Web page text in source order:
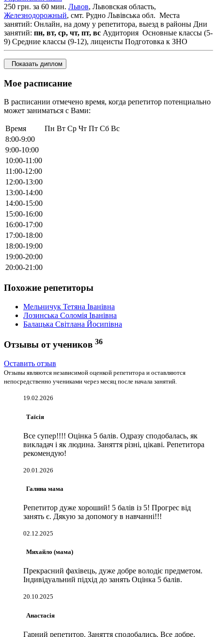
250 грн. за 60 мин. Львов, Львовская область,
Железнодорожный, смт. Рудно Львівська обл. Места
занятий: Онлайн, на дому у репетитора, выезд в районы Дни
занятий: пн, вт, ср, чт, пт, вс Аудитория Основные классы (5-
9) Средние классы (9-12), лицеисты Подготовка к ЗНО
Показать диплом
Мое расписание
В расписании отмечено время, когда репетитор потенциально
может заниматься с Вами:
Время Пн Вт Ср Чт Пт Сб Вс
8:00-9:00
9:00-10:00
10:00-11:00
11:00-12:00
12:00-13:00
13:00-14:00
14:00-15:00
15:00-16:00
16:00-17:00
17:00-18:00
18:00-19:00
19:00-20:00
20:00-21:00
Похожие репетиторы
Мельничук Тетяна Іванівна
Лозинська Соломія Іванівна
Балацька Світлана Йосипівна
Отзывы от учеников 36
Оставить отзыв
Отзывы являются независимой оценкой репетитора и оставляются
непосредственно учениками через месяц после начала занятий.
19.02.2026
Таїсія
Все супер!!!! Оцінка 5 балів. Одразу сподобалась, як
викладач і як людина. Заняття різні, цікаві. Репетитора
рекомендую!
20.01.2026
Галина мама
Репетитор дуже хороший! 5 балів із 5! Прогрес від
занять є. Дякую за допомогу в навчанні!!!
02.12.2025
Михайло (мама)
Прекрасний фахівець, дуже добре володіє предметом.
Індивідуальний підхід до занять Оцінка 5 балів.
20.10.2025
Анастасія
Гарний репетитор. Заняття сподобались. Все добре.